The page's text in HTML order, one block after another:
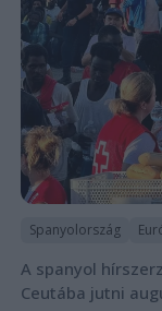
Spanyolország
A spanyol
Ceutába jutni